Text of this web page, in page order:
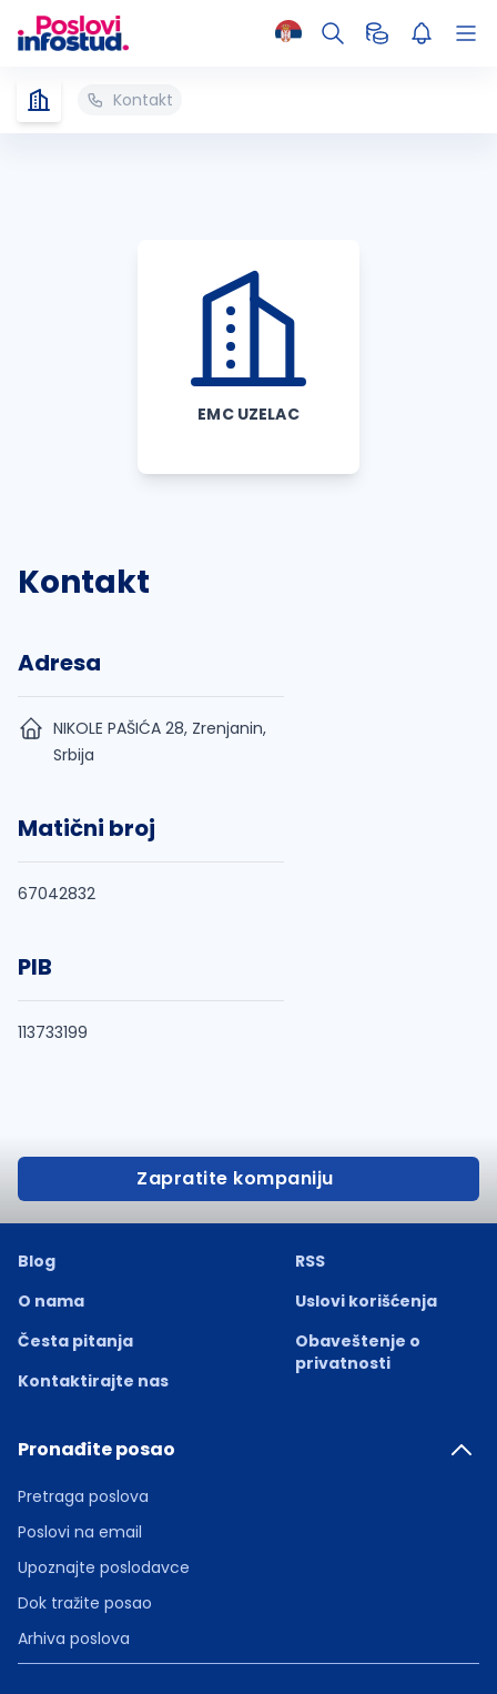
Kontakt
EMC UZELAC
Kontakt
Adresa
NIKOLE PAŠIĆA 28, Zrenjanin,
Srbija
Matični broj
67042832
PIB
113733199
Zapratite kompaniju
Blog
O nama
Česta pitanja
Kontaktirajte nas
RSS
Uslovi korišćenja
Obaveštenje o
privatnosti
Pronađite posao
Pretraga poslova
Poslovi na email
Upoznajte poslodavce
Dok tražite posao
Arhiva poslova